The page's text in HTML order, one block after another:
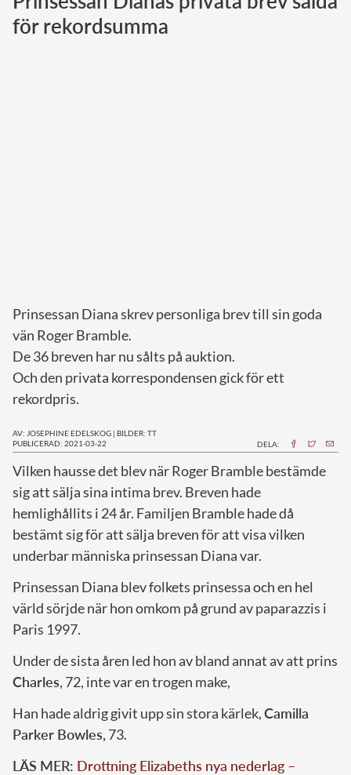
Norska kungahuset
för rekordsumma
Prinsessan Diana skrev personliga brev till sin goda
vän Roger Bramble.
De 36 breven har nu sålts på auktion.
Och den privata korrespondensen gick för ett
rekordpris.
AV: JOSEPHINE EDELSKOG | BILDER: TT
PUBLICERAD: 2021-03-22
DELA:
Vilken hausse det blev när Roger Bramble bestämde
sig att sälja sina intima brev. Breven hade
hemlighållits i 24 år. Familjen Bramble hade då
bestämt sig för att sälja breven för att visa vilken
underbar människa prinsessan Diana var.
Prinsessan Diana blev folkets prinsessa och en hel
värld sörjde när hon omkom på grund av paparazzis i
Paris 1997.
Under de sista åren led hon av bland annat av att prins
Charles, 72, inte var en trogen make,
Han hade aldrig givit upp sin stora kärlek,Camilla
Parker Bowles, 73.
LÄS MER: Drottning Elizabeths nya nederlag –